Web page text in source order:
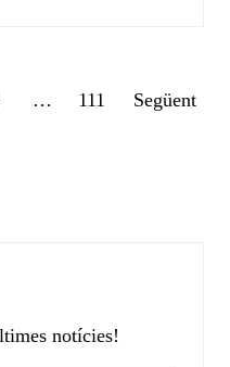
… 111 Següent
notícies!